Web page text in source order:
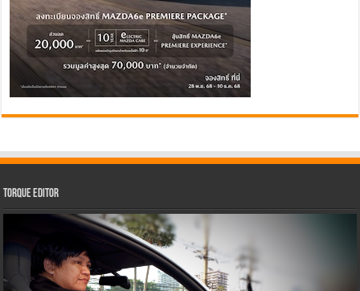
Torque Editor